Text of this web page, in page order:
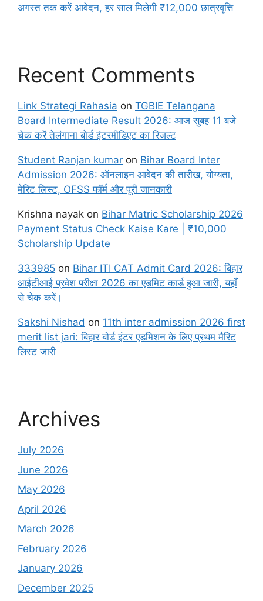
अगस्त तक करें आवेदन, हर साल मिलेगी ₹12,000 छात्रवृत्ति
Recent Comments
Link Strategi Rahasia on TGBIE Telangana
Board Intermediate Result 2026: आज सुबह 11 बजे
चेक करें तेलंगाना बोर्ड इंटरमीडिएट का रिजल्ट
Student Ranjan kumar on Bihar Board Inter
Admission 2026: ऑनलाइन आवेदन की तारीख, योग्यता,
मेरिट लिस्ट, OFSS फॉर्म और पूरी जानकारी
Krishna nayak on Bihar Matric Scholarship 2026
Payment Status Check Kaise Kare | ₹10,000
Scholarship Update
333985 on Bihar ITI CAT Admit Card 2026: बिहार
आईटीआई प्रवेश परीक्षा 2026 का एडमिट कार्ड हुआ जारी, यहाँ
से चेक करें।
Sakshi Nishad on 11th inter admission 2026 first
merit list jari: बिहार बोर्ड इंटर एडमिशन के लिए प्रथम मैरिट
लिस्ट जारी
Archives
July 2026
June 2026
May 2026
April 2026
March 2026
February 2026
January 2026
December 2025